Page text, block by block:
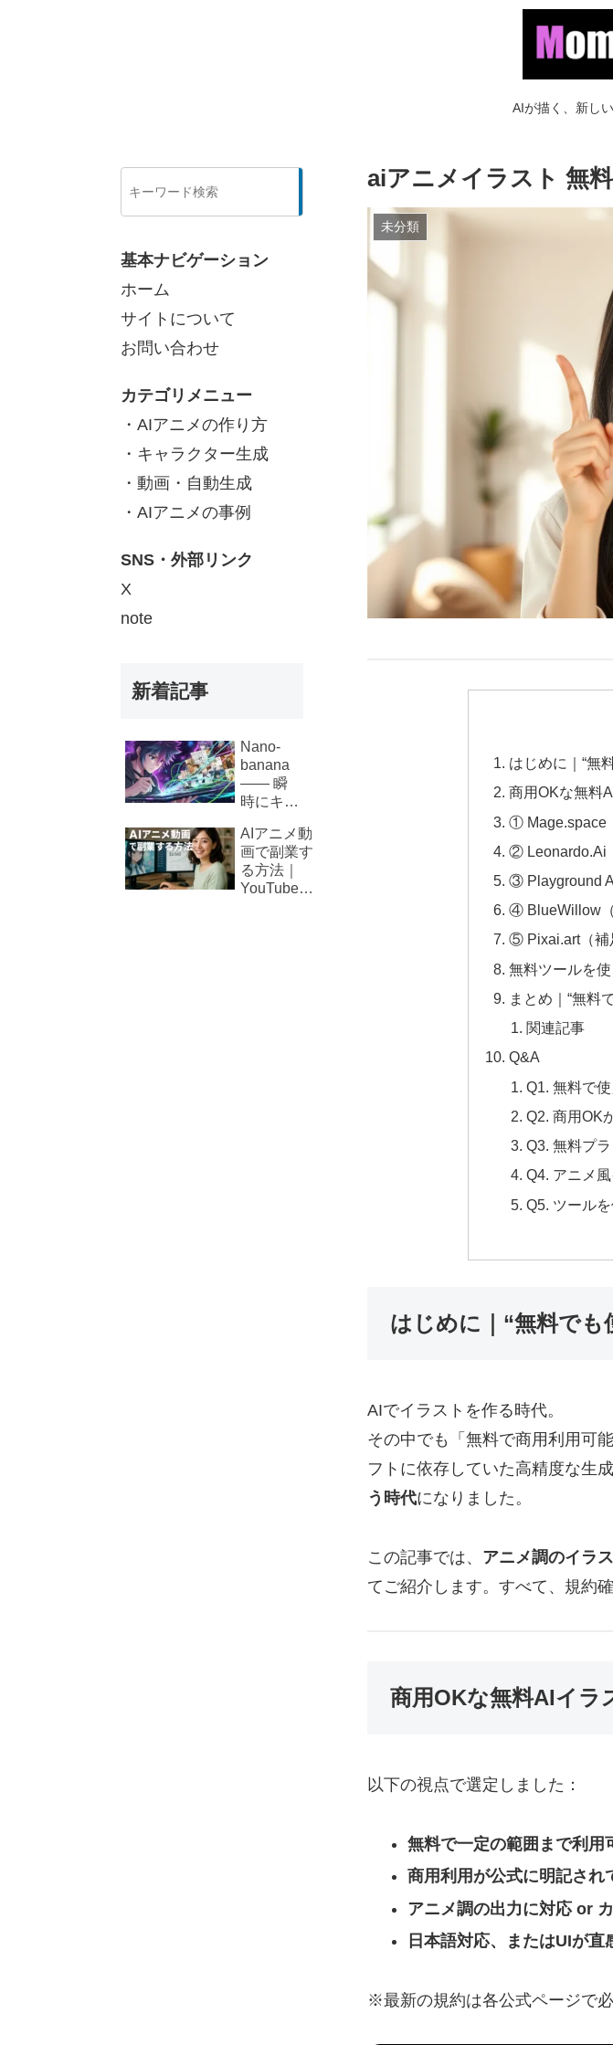
AIが描く、新し
aiアニメイラスト 無
未分類
はじめに｜“無
商用OKな無料
① Mage.space
② Leonardo.Ai
③ Playground
④ BlueWillow（
⑤ Pixai.art（補
無料ツールを
まとめ｜“無料
関連記事
Q&A
Q1. 無料で
Q2. 商用OK
Q3. 無料プ
Q4. アニメ
Q5. ツール
はじめに｜“無料で
AIでイラストを作る時代。
その中でも「無料で商用利用可
フトに依存していた高精度な生成
う時代になりました。
この記事では、 アニメ調のイラ
てご紹介します。すべて、規約
商用OKな無料AIイラ
以下の視点で選定しました：
無料で一定の範囲まで利用
商用利用が公式に明記され
アニメ調の出力に対応 or
日本語対応、またはUIが直
※最新の規約は各公式ページで必
基本ナビゲーション
ホーム
サイトについて
お問い合わせ
カテゴリメニュー
・AIアニメの作り方
・キャラクター生成
・動画・自動生成
・AIアニメの事例
SNS・外部リンク
X
note
新着記事
Nano-
banana
—— 瞬
時にキャ
が生き生
きと動き
出す！AI
アニメが
AIアニメ動
画で副業す
る方法｜
YouTube・